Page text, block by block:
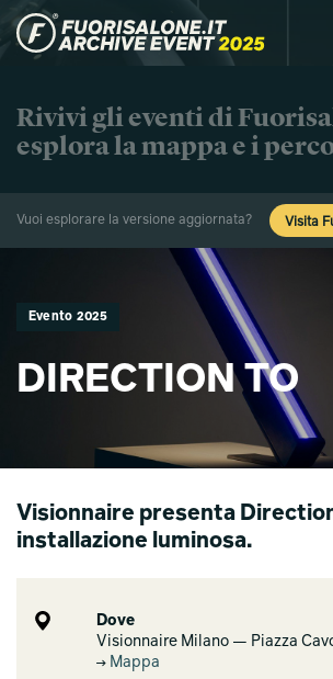
Rivivi gli eventi di
esplora la mappa e i
Vuoi esplorare la versione aggiornata? Visita
Evento 2025
DIRECTION TO
Visionnaire presenta
installazione luminosa.
Dove
Visionnaire Milano — Piazza
Mappa